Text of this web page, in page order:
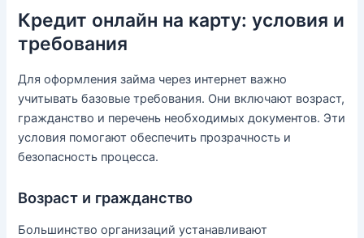
Кредит онлайн на карту: условия и
требования
Для оформления займа через интернет важно
учитывать базовые требования. Они включают возраст,
гражданство и перечень необходимых документов. Эти
условия помогают обеспечить прозрачность и
безопасность процесса.
Возраст и гражданство
Большинство организаций устанавливают